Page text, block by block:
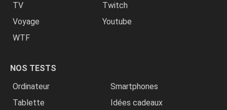
TV
Twitch
Voyage
Youtube
WTF
NOS TESTS
Ordinateur
Smartphones
Tablette
Idées cadeaux